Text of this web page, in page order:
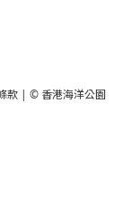
款 | © 香港海洋公園